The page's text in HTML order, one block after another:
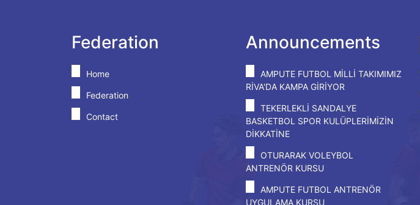
Federation
Home
Federation
Contact
Announcements
AMPUTE FUTBOL MİLLİ TAKIMIMIZ
RİVA'DA KAMPA GİRİYOR
TEKERLEKLİ SANDALYE
BASKETBOL SPOR KULÜPLERİMİZİN
DİKKATİNE
OTURARAK VOLEYBOL
ANTRENÖR KURSU
AMPUTE FUTBOL ANTRENÖR
UYGULAMA KURSU